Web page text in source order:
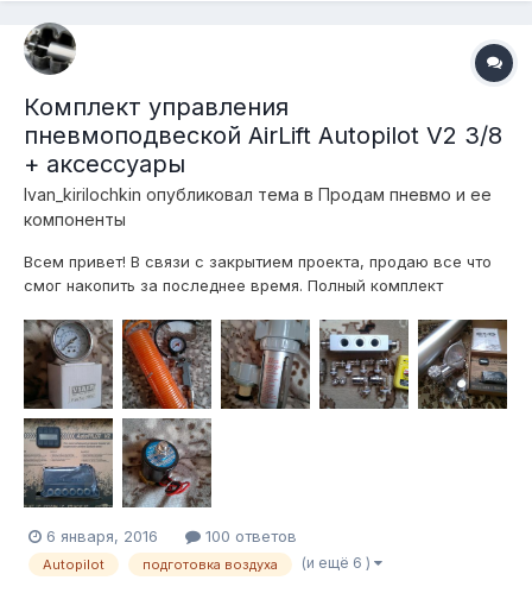
Комплект управления
пневмоподвеской AirLift Autopilot V2 3/8
+ аксессуары
Ivan_kirilochkin опубликовал тема в Продам пневмо и ее
компоненты
Всем привет! В связи с закрытием проекта, продаю все что
смог накопить за последнее время. Полный комплект
Ресивер AVS-алюминий серебро на 5галлонов - 10000р.
Компрессор Viair 480c - 15000р. Комплект подкачки на 10м -
3500р...
6 января, 2016 100 ответов
Autopilot подготовка воздуха (и ещё 6 )